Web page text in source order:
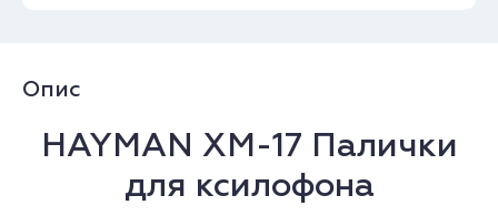
Опис
HAYMAN XM-17 Палички
для ксилофона